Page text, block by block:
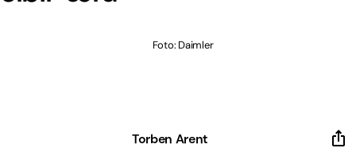
Foto: Daimler
Torben Arent